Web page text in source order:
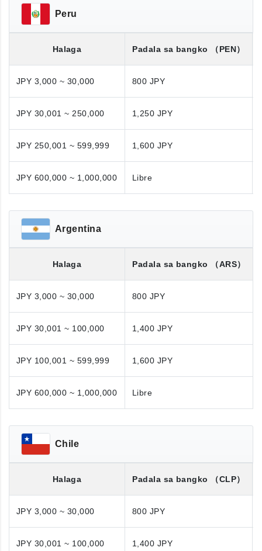
Peru
Halaga Padala sa bangko （PEN）
JPY 3,000 ~ 30,000 800 JPY
JPY 30,001 ~ 250,000 1,250 JPY
JPY 250,001 ~ 599,999 1,600 JPY
JPY 600,000 ~ 1,000,000 Libre
Argentina
Halaga Padala sa bangko （ARS）
JPY 3,000 ~ 30,000 800 JPY
JPY 30,001 ~ 100,000 1,400 JPY
JPY 100,001 ~ 599,999 1,600 JPY
JPY 600,000 ~ 1,000,000 Libre
Chile
Halaga Padala sa bangko （CLP）
JPY 3,000 ~ 30,000 800 JPY
JPY 30,001 ~ 100,000 1,400 JPY